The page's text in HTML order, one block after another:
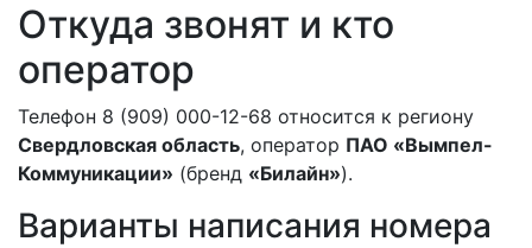
Откуда звонят и кто
оператор
Телефон 8 (909) 000-12-68 относится к региону
Свердловская область, оператор ПАО «Вымпел-
Коммуникации» (бренд «Билайн»).
Варианты написания номера